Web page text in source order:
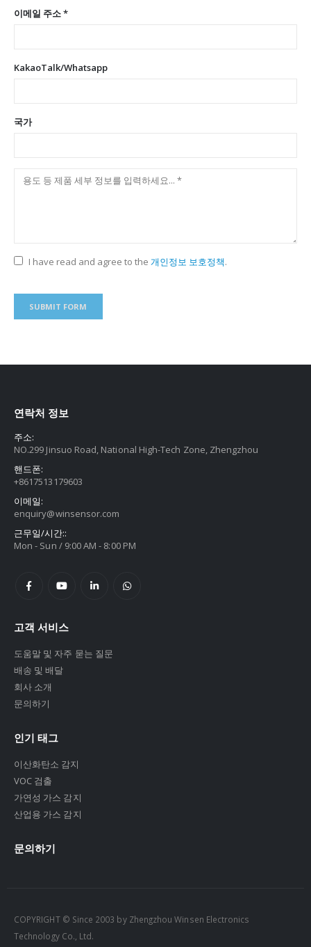
이메일 주소 *
KakaoTalk/Whatsapp
국가
I have read and agree to the 개인정보 보호정책.
연락처 정보
주소:
NO.299 Jinsuo Road, National High-Tech Zone, Zhengzhou
핸드폰:
+8617513179603
이메일:
enquiry@winsensor.com
근무일/시간::
Mon - Sun / 9:00 AM - 8:00 PM
고객 서비스
도움말 및 자주 묻는 질문
배송 및 배달
회사 소개
문의하기
인기 태그
이산화탄소 감지
VOC 검출
가연성 가스 감지
산업용 가스 감지
문의하기
COPYRIGHT © Since 2003 by Zhengzhou Winsen Electronics
Technology Co., Ltd.